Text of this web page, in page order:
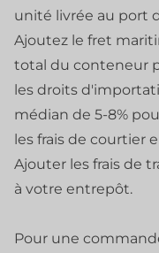
unité livrée au port
Ajoutez le fret
total du conteneur
les droits
médian de 5-8%
les frais de courtier
Ajouter les frais de
à votre entrepôt.
Pour une